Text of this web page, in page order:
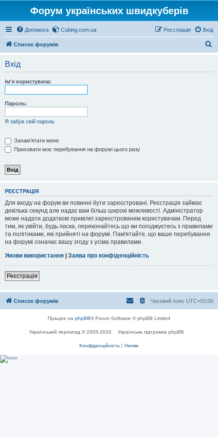
Форум українських швидкуберів
Допомога Cubing.com.ua Вхід
Реєстрація
Список форумів
Вхід
Ім'я користувача:
Пароль:
Я забув свій пароль
Запам'ятати мене
Приховати моє перебування на форумі цього разу
РЕЄСТРАЦІЯ
Для входу на форум ви повинні бути зареєстровані. Реєстрація займає
декілька секунд але надає вам більш широкі можливості. Адміністратор
може надати додаткові привілеї зареєстрованим користувачам. Перед
тим, як увійти, будь ласка, переконайтесь що ви погоджуєтесь з правилами
та політиками, які прийняті на форумі. Пам'ятайте, що ваше перебування
на форумі означає вашу згоду з усіма правилами.
Умови використання | Заява про конфіденційність
Реєстрація
Список форумів Часовий пояс UTC+03:00
Працює на phpBB® Forum Software © phpBB Limited
Український переклад © 2005-2020 Українська підтримка phpBB
Конфіденційність | Умови